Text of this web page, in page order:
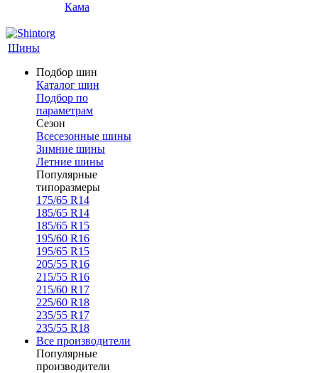
Кама
Шины
Подбор шин
Каталог шин
Подбор по
параметрам
Сезон
Всесезонные шины
Зимние шины
Летние шины
Популярные
типоразмеры
175/65 R14
185/65 R14
185/65 R15
195/60 R16
195/65 R15
205/55 R16
215/55 R16
215/60 R17
225/60 R18
235/55 R17
235/55 R18
Все производители
Популярные
производители